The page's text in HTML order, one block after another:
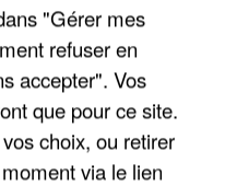
MAFIA
"Gérer mes
refuser en
accepter". Vos
que pour ce site.
choix, ou retirer
via le lien